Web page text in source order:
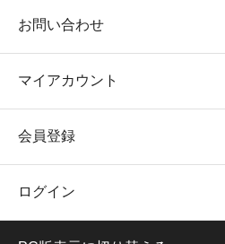
お問い合わせ
マイアカウント
会員登録
ログイン